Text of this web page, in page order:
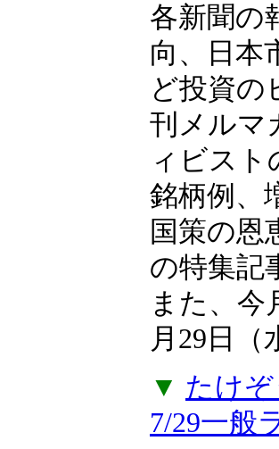
各新聞の
向、日本
ど投資の
刊メルマ
ィビスト
銘柄例、
国策の恩
の特集記
また、今
月29日
▼ たけ
7/29一般